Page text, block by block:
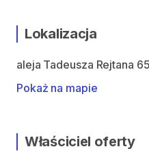
Lokalizacja
aleja Tadeusza Rejtana
Pokaż na mapie
Właściciel oferty